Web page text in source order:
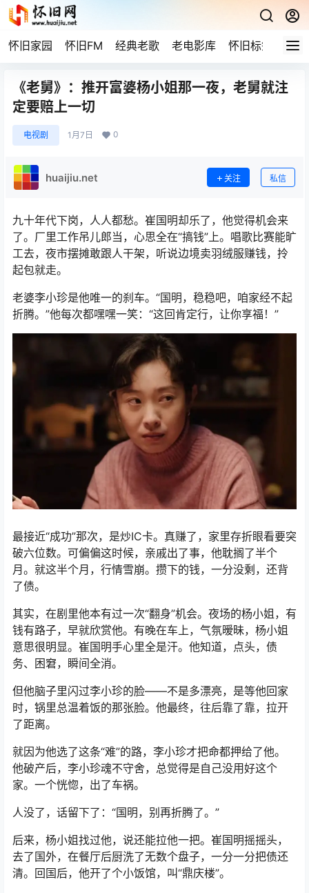
怀旧家园 怀旧FM 经典老歌 老电影库 怀旧标签 网
《老舅》：推开富婆杨小姐那一夜，老舅就注
定要赔上一切
电视剧 1月7日 0
huaijiu.net 关注 私信
九十年代下岗，人人都愁。崔国明却乐了，他觉得机会来
了。厂里工作吊儿郎当，心思全在“搞钱”上。唱歌比赛能旷
工去，夜市摆摊敢跟人干架，听说边境卖羽绒服赚钱，拎
起包就走。
老婆李小珍是他唯一的刹车。“国明，稳稳吧，咱家经不起
折腾。”他每次都嘿嘿一笑：“这回肯定行，让你享福！”
最接近“成功”那次，是炒IC卡。真赚了，家里存折眼看要突
破六位数。可偏偏这时候，亲戚出了事，他耽搁了半个
月。就这半个月，行情雪崩。攒下的钱，一分没剩，还背
了债。
其实，在剧里他本有过一次“翻身”机会。夜场的杨小姐，有
钱有路子，早就欣赏他。有晚在车上，气氛暧昧，杨小姐
意思很明显。崔国明手心里全是汗。他知道，点头，债
务、困窘，瞬间全消。
但他脑子里闪过李小珍的脸——不是多漂亮，是等他回家
时，锅里总温着饭的那张脸。他最终，往后靠了靠，拉开
了距离。
就因为他选了这条“难”的路，李小珍才把命都押给了他。
他破产后，李小珍魂不守舍，总觉得是自己没用好这个
家。一个恍惚，出了车祸。
人没了，话留下了：“国明，别再折腾了。”
后来，杨小姐找过他，说还能拉他一把。崔国明摇摇头，
去了国外，在餐厅后厨洗了无数个盘子，一分一分把债还
清。回国后，他开了个小饭馆，叫“鼎庆楼”。